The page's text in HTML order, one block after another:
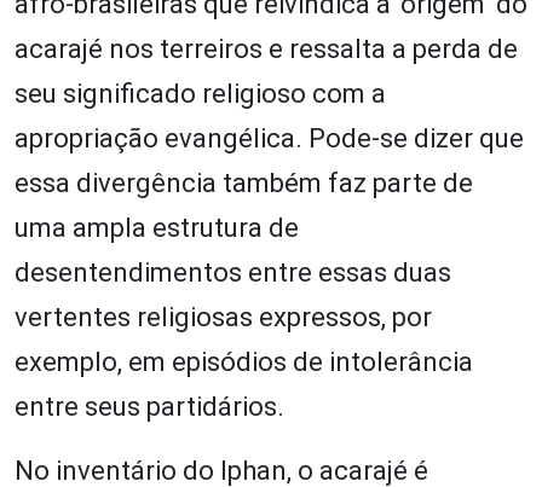
acarajé nos terreiros e ressalta a perda de
seu significado religioso com a
apropriação evangélica. Pode-se dizer que
essa divergência também faz parte de
uma ampla estrutura de
desentendimentos entre essas duas
vertentes religiosas expressos, por
exemplo, em episódios de intolerância
entre seus partidários.
No inventário do Iphan, o acarajé é